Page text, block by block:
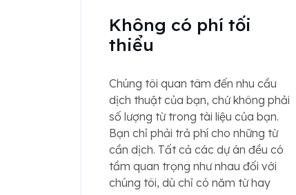
Không có phí tối
thiểu
Chúng tôi quan tâm đến nhu cầu
dịch thuật của bạn, chứ không phải
số lượng từ trong tài liệu của bạn.
Bạn chỉ phải trả phí cho những từ
cần dịch. Tất cả các dự án đều có
tầm quan trọng như nhau đối với
chúng tôi, dù chỉ có năm từ hay